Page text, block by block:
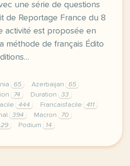
une série de questions
de Reportage France du 8
activité est proposée en
méthode de français Édito
65 Azerbaijan
65
74 Duration
33
444 Francaisfacile
411
394 Macron
70
29 Podium 14
du hip hop entrainez